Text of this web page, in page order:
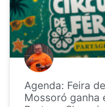
Agenda: Feira
Mossoró ganha